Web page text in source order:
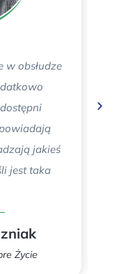
w obsłudze
jakieś
jest taka
Życie